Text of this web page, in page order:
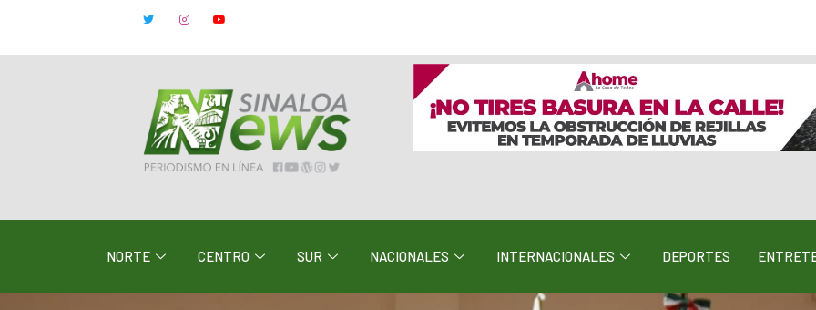
NORTE CENTRO SUR NACIONALES INTERNACIONALES DEPORTES